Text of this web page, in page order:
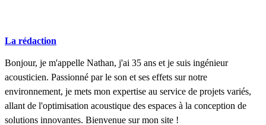
La rédaction
Bonjour, je m'appelle Nathan, j'ai 35 ans et je suis ingénieur
acousticien. Passionné par le son et ses effets sur notre
environnement, je mets mon expertise au service de projets variés,
allant de l'optimisation acoustique des espaces à la conception de
solutions innovantes. Bienvenue sur mon site !